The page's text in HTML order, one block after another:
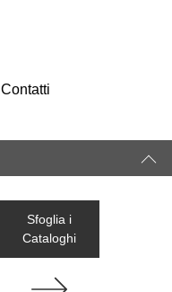
Contatti
Sfoglia i
Cataloghi